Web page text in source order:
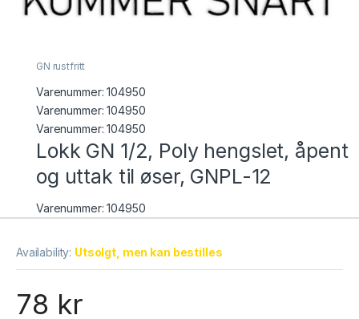
GN rustfritt
Varenummer:104950
Varenummer: 104950
Varenummer:104950
Lokk GN 1/2, Poly hengslet, åpent
og uttak til øser, GNPL-12
Varenummer: 104950
Availability: Utsolgt, men kan bestilles
78 kr